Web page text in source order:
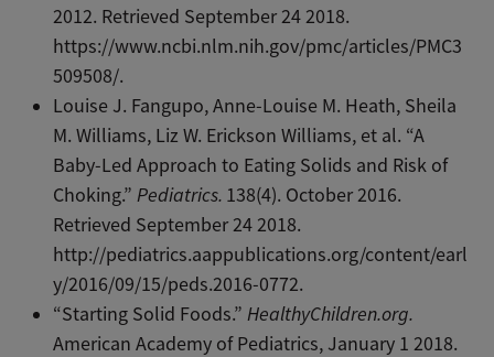
2012. Retrieved September 24 2018.
https://www.ncbi.nlm.nih.gov/pmc/articles/PMC3
509508/.
Louise J. Fangupo, Anne-Louise M. Heath, Sheila
M. Williams, Liz W. Erickson Williams, et al. “A
Baby-Led Approach to Eating Solids and Risk of
Choking.”Pediatrics. 138(4). October 2016.
Retrieved September 24 2018.
http://pediatrics.aappublications.org/content/earl
y/2016/09/15/peds.2016-0772.
“Starting Solid Foods.”HealthyChildren.org.
American Academy of Pediatrics, January 1 2018.